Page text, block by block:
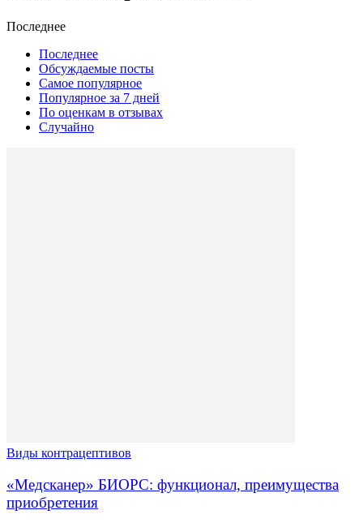
Последнее
Последнее
Обсуждаемые посты
Самое популярное
Популярное за 7 дней
По оценкам в отзывах
Случайно
Виды контрацептивов
«Медсканер» БИОРС: функционал, преимущества
приобретения